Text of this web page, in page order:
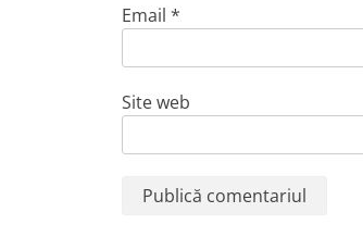
Email *
Site web